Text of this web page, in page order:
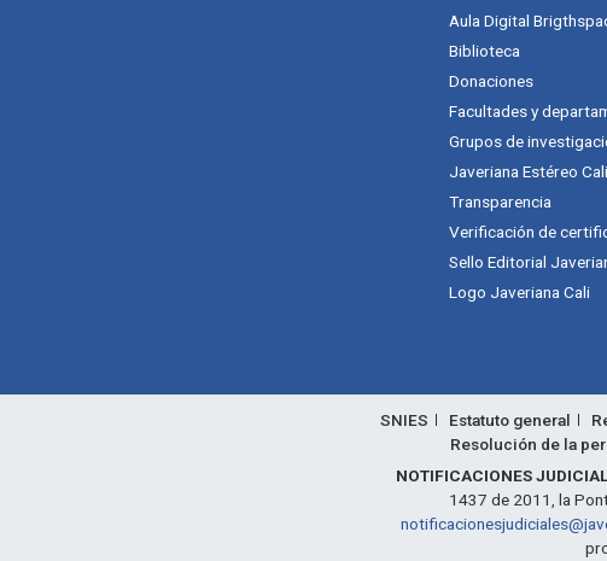
Aula Digital
Biblioteca
Donaciones
Facultades y
Grupos de
Javeriana Estéreo Cali
Transparencia
Verificación de
Sello Editorial
Logo Javeriana Cali
SNIES Estatuto general
Resolución de la
NOTIFICACIONES
1437 de 2011, la